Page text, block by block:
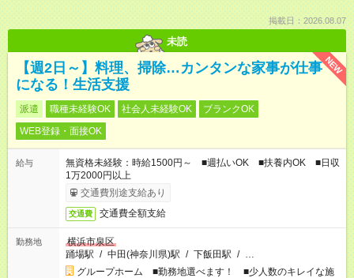
掲載日：2026.08.07
未読
NEW
【週2日～】料理、掃除…カンタンな家事が仕事
になる！生活支援
派遣 職種未経験OK 社会人未経験OK
ブランクOK
WEB登録・面接OK
給与
無資格未経験：時給1500円～ ■週払いOK ■扶養内OK ■日収
1万2000円以上
交通費別途支給あり
交通費 交通費全額支給
勤務地
横浜市泉区
踊場駅 / 中田(神奈川県)駅 / 下飯田駅 / …
グループホーム ■勤務地選べます！ ■少人数のキレイな施